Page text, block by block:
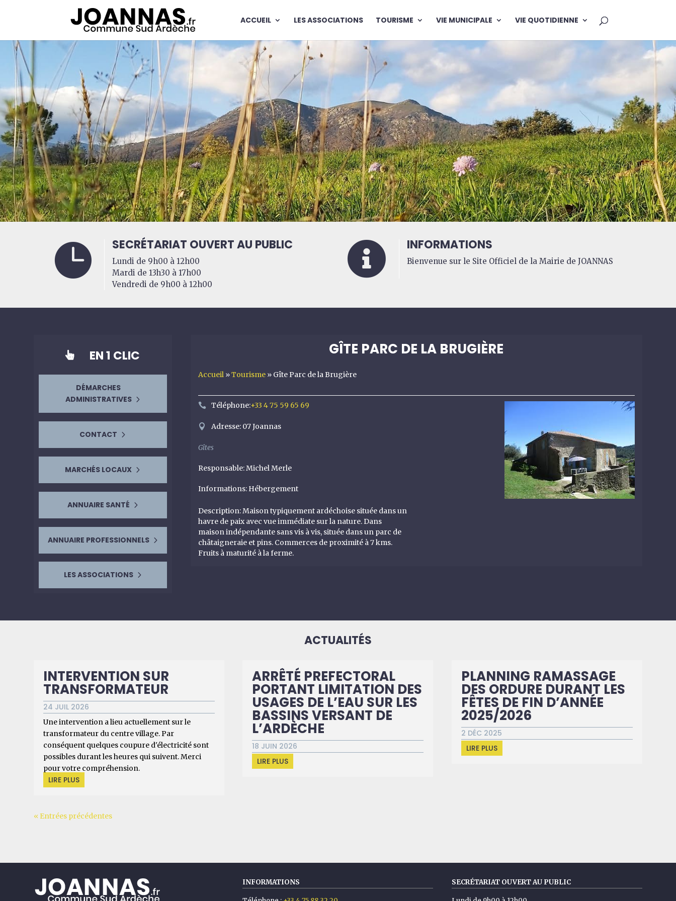
ACCUEIL LES ASSOCIATIONS TOURISME VIE MUNICIPALE VIE QUOTIDIENNE
 SECRÉTARIAT OUVERT AU PUBLIC
Lundi de 9h00 à 12h00
Mardi de 13h30 à 17h00
Vendredi de 9h00 à 12h00
 INFORMATIONS
Bienvenue sur le Site Officiel de la Mairie de JOANNAS
 EN 1 CLIC
DÉMARCHES
ADMINISTRATIVES
CONTACT
MARCHÉS LOCAUX
ANNUAIRE SANTÉ
ANNUAIRE PROFESSIONNELS
LES ASSOCIATIONS
GÎTE PARC DE LA BRUGIÈRE
Accueil»Tourisme» Gîte Parc de la Brugière
Téléphone:+33 4 75 59 65 69
Adresse: 07 Joannas
Gîtes
Responsable:Michel Merle
Informations: Hébergement
Description:Maison typiquement ardéchoise située dans un
havre de paix avec vue immédiate sur la nature. Dans
maison indépendante sans vis à vis, située dans un parc de
châtaigneraie et pins. Commerces de proximité à 7 kms.
Fruits à maturité à la ferme.
ACTUALITÉS
INTERVENTION SUR
TRANSFORMATEUR
24 JUIL 2026
Une intervention a lieu actuellement sur le
transformateur du centre village. Par
conséquent quelques coupure d'électricité sont
possibles durant les heures qui suivent. Merci
pour votre compréhension.
LIRE PLUS
ARRÊTÉ PREFECTORAL
PORTANT LIMITATION DES
USAGES DE L’EAU SUR LES
BASSINS VERSANT DE
L’ARDÈCHE
18 JUIN 2026
LIRE PLUS
PLANNING RAMASSAGE
DES ORDURE DURANT LES
FÊTES DE FIN D’ANNÉE
2025/2026
2 DÉC 2025
LIRE PLUS
« Entrées précédentes
INFORMATIONS SECRÉTARIAT OUVERT AU PUBLIC